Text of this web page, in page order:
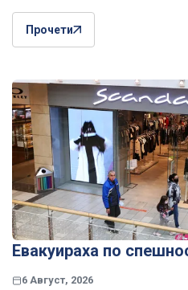
Прочети
Евакуираха по
6 Август, 2026